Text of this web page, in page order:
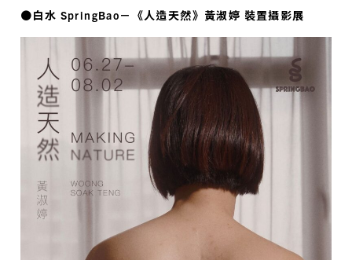
●白水 SpringBao－《人造天然》黃淑婷 裝置攝影展